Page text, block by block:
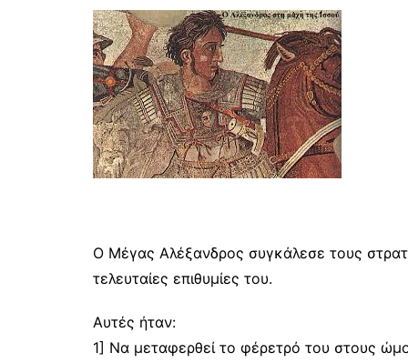
Ο Μέγας Αλέξανδρος συγκάλεσε τους
τελευταίες επιθυμίες του.
Αυτές ήταν:
1] Να μεταφερθεί το φέρετρό του στους